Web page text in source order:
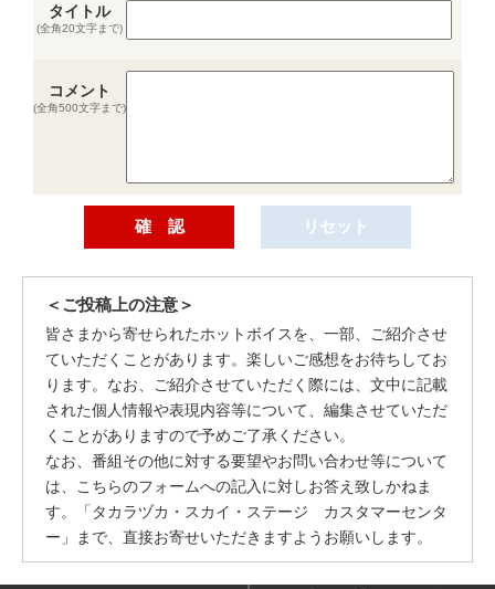
タイトル
(全角20文字まで)
コメント
(全角500文字まで)
＜ご投稿上の注意＞
皆さまから寄せられたホットボイスを、一部、ご紹介させ
ていただくことがあります。楽しいご感想をお待ちしてお
ります。なお、ご紹介させていただく際には、文中に記載
された個人情報や表現内容等について、編集させていただ
くことがありますので予めご了承ください。
なお、番組その他に対する要望やお問い合わせ等について
は、こちらのフォームへの記入に対しお答え致しかねま
す。「タカラヅカ・スカイ・ステージ カスタマーセンタ
ー」まで、直接お寄せいただきますようお願いします。